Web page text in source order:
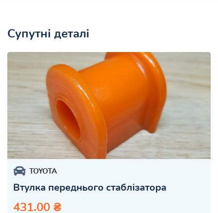
Супутні деталі
TOYOTA
Втулка переднього стаблізатора
431.00 ₴